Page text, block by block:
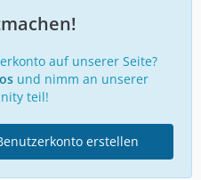
auf unserer Seite?
und nimm an unserer
teil!
erstellen